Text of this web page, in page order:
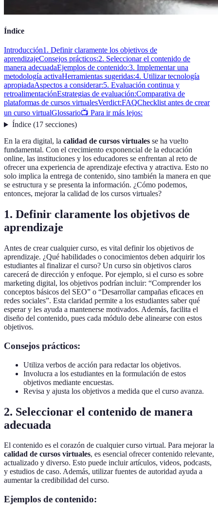
Índice
Introducción1. Definir claramente los objetivos de
aprendizajeConsejos prácticos:2. Seleccionar el contenido de
manera adecuadaEjemplos de contenido:3. Implementar una
metodología activaHerramientas sugeridas:4. Utilizar tecnología
apropiadaAspectos a considerar:5. Evaluación continua y
retroalimentaciónEstrategias de evaluación:Comparativa de
plataformas de cursos virtualesVerdict:FAQChecklist antes de crear
un curso virtualGlossario📺 Para ir más lejos:
Índice(17 secciones)
En la era digital, la calidad de cursos virtuales se ha vuelto
fundamental. Con el crecimiento exponencial de la educación
online, las instituciones y los educadores se enfrentan al reto de
ofrecer una experiencia de aprendizaje efectiva y atractiva. Esto no
solo implica la entrega de contenido, sino también la manera en que
se estructura y se presenta la información. ¿Cómo podemos,
entonces, mejorar la calidad de los cursos virtuales?
1. Definir claramente los objetivos de
aprendizaje
Antes de crear cualquier curso, es vital definir los objetivos de
aprendizaje. ¿Qué habilidades o conocimientos deben adquirir los
estudiantes al finalizar el curso? Un curso sin objetivos claros
carecerá de dirección y enfoque. Por ejemplo, si el curso es sobre
marketing digital, los objetivos podrían incluir: “Comprender los
conceptos básicos del SEO” o “Desarrollar campañas eficaces en
redes sociales”. Esta claridad permite a los estudiantes saber qué
esperar y les ayuda a mantenerse motivados. Además, facilita el
diseño del contenido, pues cada módulo debe alinearse con estos
objetivos.
Consejos prácticos:
Utiliza verbos de acción para redactar los objetivos.
Involucra a los estudiantes en la formulación de estos
objetivos mediante encuestas.
Revisa y ajusta los objetivos a medida que el curso avanza.
2. Seleccionar el contenido de manera
adecuada
El contenido es el corazón de cualquier curso virtual. Para mejorar la
calidad de cursos virtuales, es esencial ofrecer contenido relevante,
actualizado y diverso. Esto puede incluir artículos, videos, podcasts,
y estudios de caso. Además, utilizar fuentes de autoridad ayuda a
aumentar la credibilidad del curso.
Ejemplos de contenido: